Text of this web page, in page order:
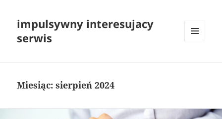
impulsywny interesujacy
serwis
Miesiąc:sierpień 2024